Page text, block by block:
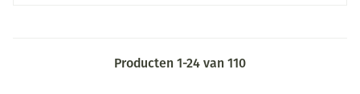
Producten 1-24 van 110